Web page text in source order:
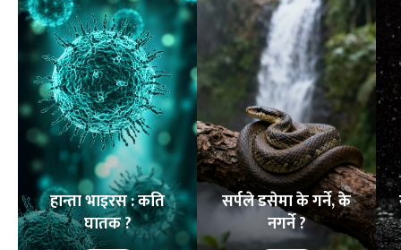
हान्ता भाइरस : कति
घातक ?
सर्पले डसेमा के गर्ने, के
नगर्ने ?